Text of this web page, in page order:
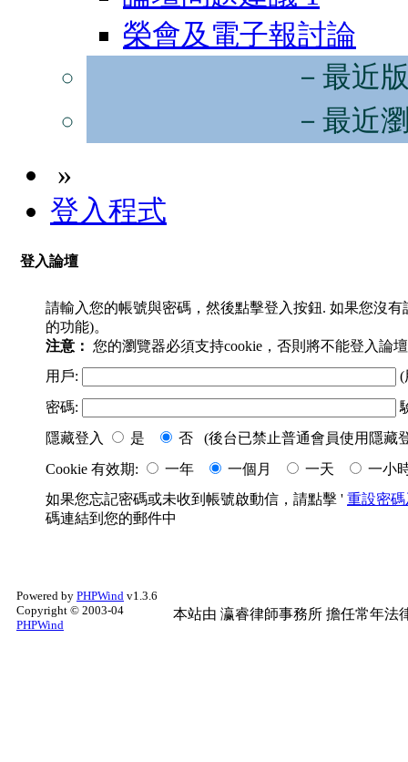
榮會及電子報討論
－最近
－最近
»
登入程式
登入論壇
請輸入您的帳號與密碼，然後點擊登入按鈕. 如果您沒
的功能)。
注意： 您的瀏覽器必須支持cookie，否則將不能登入論
用戶:
(
密碼:
隱藏登入
是
否 (後台已禁止普通會員使用隱藏
Cookie 有效期:
一年 一個月 一天
一小
如果您忘記密碼或未收到帳號啟動信，請點擊 ' 重設密
碼連結到您的郵件中
Powered by PHPWind v1.3.6
Copyright © 2003-04
PHPWind
本站由 瀛睿律師事務所 擔任常年法